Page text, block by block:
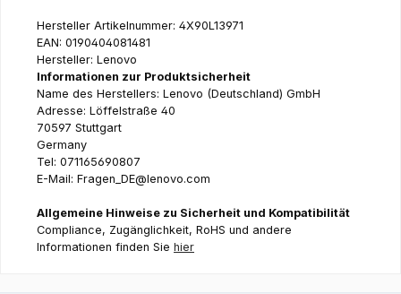
Hersteller Artikelnummer: 4X90L13971
EAN: 0190404081481
Hersteller: Lenovo
Informationen zur Produktsicherheit
Name des Herstellers: Lenovo (Deutschland) GmbH
Adresse: Löffelstraße 40
70597 Stuttgart
Germany
Tel: 071165690807
E-Mail: Fragen_DE@lenovo.com
Allgemeine Hinweise zu Sicherheit und Kompatibilität
Compliance, Zugänglichkeit, RoHS und andere
Informationen finden Sie hier